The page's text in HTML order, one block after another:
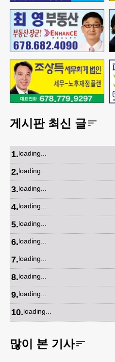
게시판 최신 글
1.loading...
2.loading...
3.loading...
4.loading...
5.loading...
6.loading...
7.loading...
8.loading...
9.loading...
10.loading...
많이 본 기사